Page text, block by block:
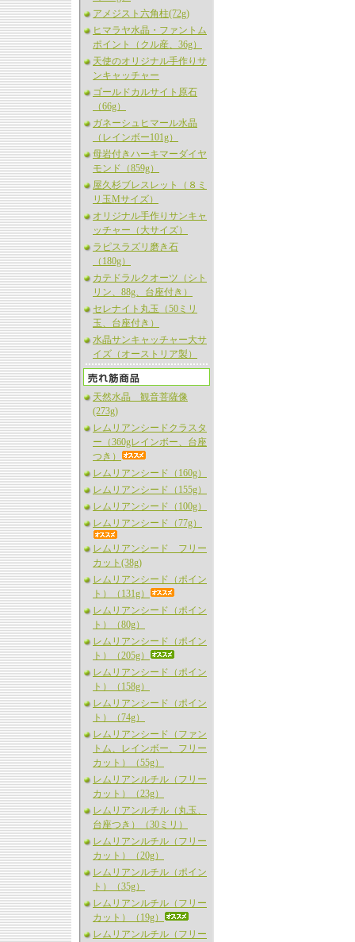
アメジスト六角柱(72g)
ヒマラヤ水晶・ファントム
ポイント（クル産、36g）
天使のオリジナル手作りサ
ンキャッチャー
ゴールドカルサイト原石
（66g）
ガネーシュヒマール水晶
（レインボー101g）
母岩付きハーキマーダイヤ
モンド（859g）
屋久杉ブレスレット（８ミ
リ玉Mサイズ）
オリジナル手作りサンキャ
ッチャー（大サイズ）
ラピスラズリ磨き石
（180g）
カテドラルクオーツ（シト
リン、88g、台座付き）
セレナイト丸玉（50ミリ
玉、台座付き）
水晶サンキャッチャー大サ
イズ（オーストリア製）
天然水晶 観音菩薩像
(273g)
レムリアンシードクラスタ
ー（360gレインボー、台座
つき）
レムリアンシード（160g）
レムリアンシード（155g）
レムリアンシード（100g）
レムリアンシード（77g）
レムリアンシード フリー
カット(38g)
レムリアンシード（ポイン
ト）（131g）
レムリアンシード（ポイン
ト）（80g）
レムリアンシード（ポイン
ト）（205g）
レムリアンシード（ポイン
ト）（158g）
レムリアンシード（ポイン
ト）（74g）
レムリアンシード（ファン
トム、レインボー、フリー
カット）（55g）
レムリアンルチル（フリー
カット）（23g）
レムリアンルチル（丸玉、
台座つき）（30ミリ）
レムリアンルチル（フリー
カット）（20g）
レムリアンルチル（ポイン
ト）（35g）
レムリアンルチル（フリー
カット）（19g）
レムリアンルチル（フリー